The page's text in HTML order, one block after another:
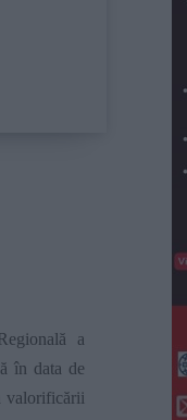
a
în data de
valorificării